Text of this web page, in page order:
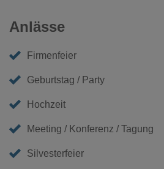
Anlässe
Firmenfeier
Geburtstag / Party
Hochzeit
Meeting / Konferenz / Tagung
Silvesterfeier